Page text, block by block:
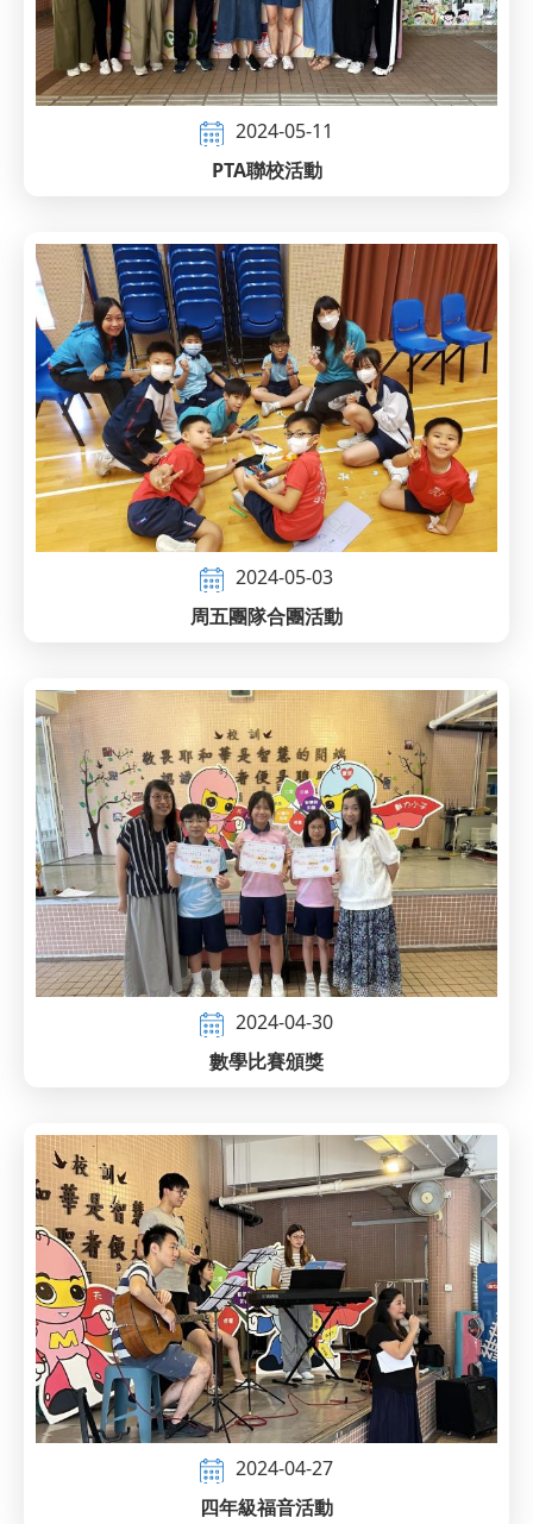
2024-05-11
PTA聯校活動
2024-05-03
周五團隊合團活動
2024-04-30
數學比賽頒獎
2024-04-27
四年級福音活動